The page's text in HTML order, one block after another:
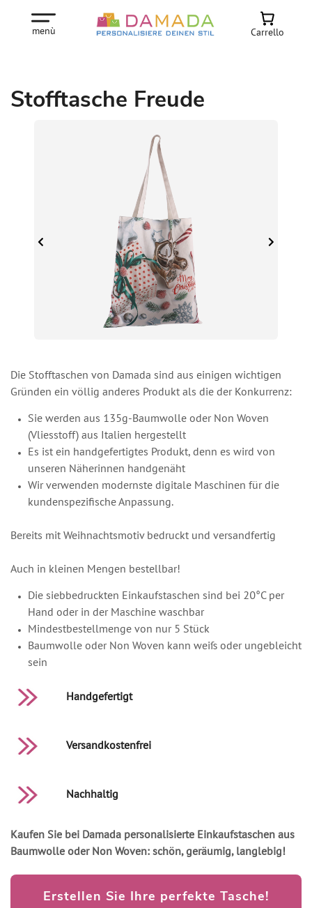
menù Carrello
Stofftasche Freude
Die Stofftaschen von Damada sind aus einigen wichtigen
Gründen ein völlig anderes Produkt als die der Konkurrenz:
Sie werden aus 135g-Baumwolle oder Non Woven
(Vliesstoff) aus Italien hergestellt
Es ist ein handgefertigtes Produkt, denn es wird von
unseren Näherinnen handgenäht
Wir verwenden modernste digitale Maschinen für die
kundenspezifische Anpassung.
Bereits mit Weihnachtsmotiv bedruckt und versandfertig
Auch in kleinen Mengen bestellbar!
Die siebbedruckten Einkaufstaschen sind bei 20°C per
Hand oder in der Maschine waschbar
Mindestbestellmenge von nur 5 Stück
Baumwolle oder Non Woven kann weiß oder ungebleicht
sein
Handgefertigt
Versandkostenfrei
Nachhaltig
Kaufen Sie bei Damada personalisierte Einkaufstaschen aus
Baumwolle oder Non Woven: schön, geräumig, langlebig!
Erstellen Sie Ihre perfekte Tasche!